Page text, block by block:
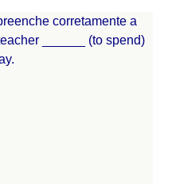
corretamente a
______ (to spend)